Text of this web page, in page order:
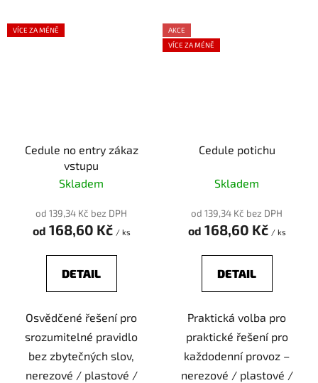
VÍCE ZA MÉNĚ
Cedule no entry zákaz
vstupu
Skladem
od 139,34 Kč bez DPH
od 168,60 Kč / ks
DETAIL
Osvědčené řešení pro
srozumitelné pravidlo
bez zbytečných slov,
nerezové / plastové /
AKCE
VÍCE ZA MÉNĚ
Cedule potichu
Skladem
od 139,34 Kč bez DPH
od 168,60 Kč / ks
DETAIL
Praktická volba pro
praktické řešení pro
každodenní provoz –
nerezové / plastové /